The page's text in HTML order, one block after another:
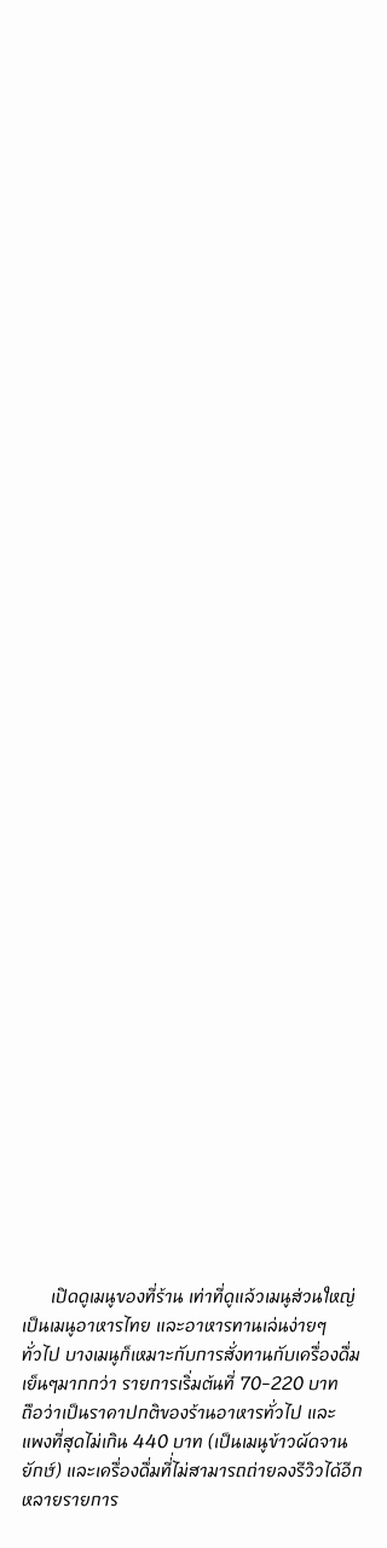
เป็นเมนูอาหารไทย และอาหารทานเล่นง่ายๆ
ทั่วไป บางเมนูก็เหมาะกับการสั่งทานกับเครื่องดื่ม
เย็นๆมากกว่า รายการเริ่มต้นที่ 70-220 บาท
ถือว่าเป็นราคาปกติของร้านอาหารทั่วไป และ
แพงที่สุดไม่เกิน 440 บาท (เป็นเมนูข้าวผัดจาน
ยักษ์) และเครื่องดื่มที่่ไม่สามารถถ่ายลงรีวิวได้อีก
หลายรายการ